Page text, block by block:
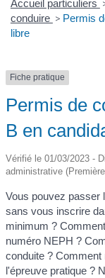
Accueil particuliers
conduire > Permis
libre
Fiche pratique
Permis de
B en
Vérifié le 01/03/2023 -
administrative
Vous pouvez passer
sans vous inscrire
minimum ?
numéro NEPH ?
conduite ?
l'épreuve pratique ?